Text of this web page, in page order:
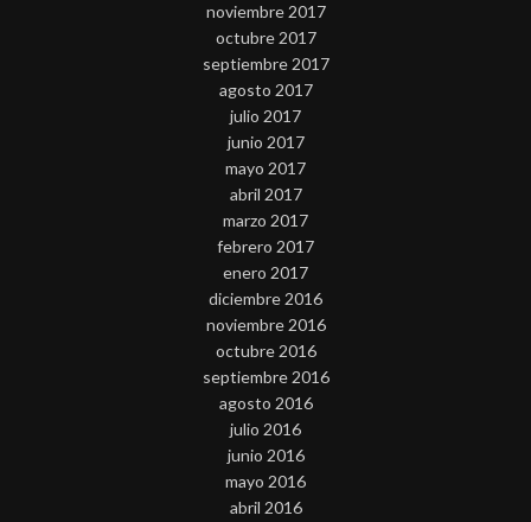
noviembre 2017
octubre 2017
septiembre 2017
agosto 2017
julio 2017
junio 2017
mayo 2017
abril 2017
marzo 2017
febrero 2017
enero 2017
diciembre 2016
noviembre 2016
octubre 2016
septiembre 2016
agosto 2016
julio 2016
junio 2016
mayo 2016
abril 2016